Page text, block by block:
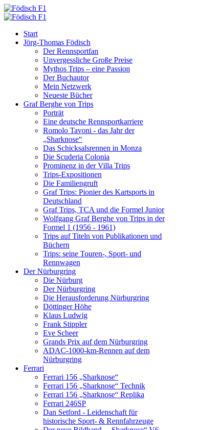
Start
Jörg-Thomas Födisch
Der Rennsportfan
Unvergessliche Große Preise
Mythos Trips – eine Passion
Der Buchautor
Mein Netzwerk
Neueste Bücher
Graf Berghe von Trips
Porträt
Eine deutsche Rennsportkarriere
Romolo Tavoni - das Jahr der
„Sharknose“
Das Schicksalsrennen in Monza
Die Scuderia Colonia
Prominenz in der Villa Trips
Trips-Expositionen
Die Familiengruft
Graf Trips: Pionier des Kartsports in
Deutschland
Graf Trips, TCA und die Formel Junior
Wolfgang Graf Berghe von Trips in der
Formel 1 (1956 - 1961)
Trips auf Titeln von Publikationen und
Büchern
Trips: seine Touren-, Sport- und
Rennwagen
Der Nürburgring
Die Nürburg
Der Nürburgring
Die Herausforderung Nürburgring
Döttinger Höhe
Klaus Ludwig
Frank Stippler
Eve Scheer
Grands Prix auf dem Nürburgring
ADAC-1000-km-Rennen auf dem
Nürburgring
Ferrari
Ferrari 156 „Sharknose“
Ferrari 156 „Sharknose“ Technik
Ferrari 156 „Sharknose“ Replika
Ferrari 246SP
Dan Setford - Leidenschaft für
historische Sport- & Rennfahrzeuge